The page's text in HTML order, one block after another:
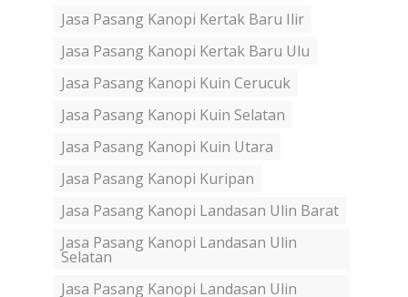
Jasa Pasang Kanopi Kertak Baru Ilir
Jasa Pasang Kanopi Kertak Baru Ulu
Jasa Pasang Kanopi Kuin Cerucuk
Jasa Pasang Kanopi Kuin Selatan
Jasa Pasang Kanopi Kuin Utara
Jasa Pasang Kanopi Kuripan
Jasa Pasang Kanopi Landasan Ulin Barat
Jasa Pasang Kanopi Landasan Ulin
Selatan
Jasa Pasang Kanopi Landasan Ulin